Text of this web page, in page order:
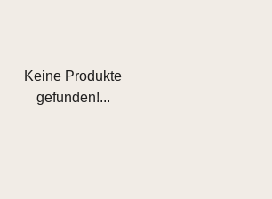
Keine Produkte
gefunden!...